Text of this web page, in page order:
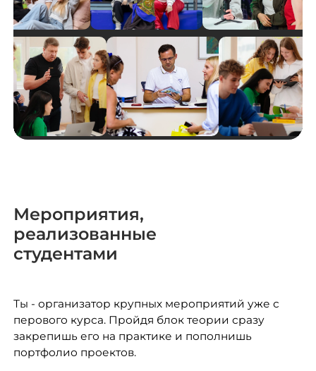
Мероприятия,
реализованные
студентами
Ты - организатор крупных мероприятий уже с
перового курса. Пройдя блок теории сразу
закрепишь его на практике и пополнишь
портфолио проектов.